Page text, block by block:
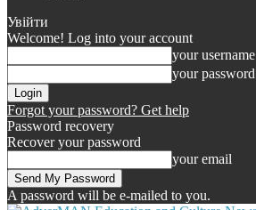
Увійти
Welcome! Log into your account
your username
your password
Forgot your password? Get help
Password recovery
Recover your password
your email
A password will be e-mailed to you.